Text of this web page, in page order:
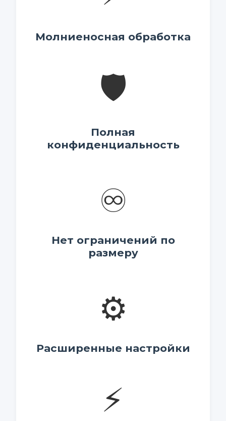
Молниеносная обработка
🛡️
Полная
конфиденциальность
♾️
Нет ограничений по
размеру
⚙️
Расширенные настройки
⚡